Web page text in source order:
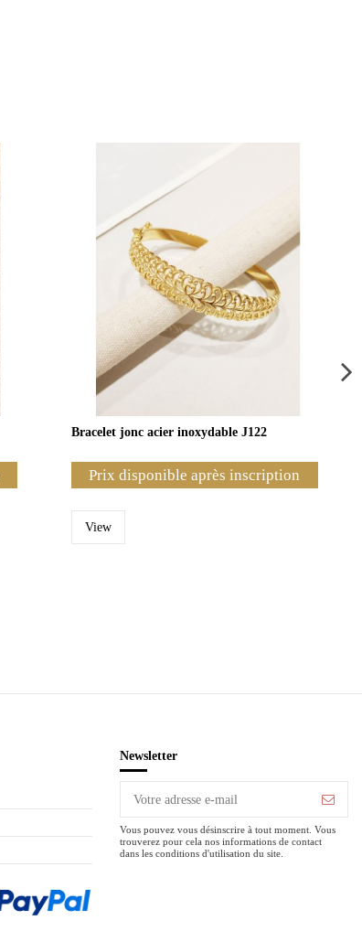
Bracelet jonc acier inoxydable J122
Prix disponible après inscription
View
Newsletter
Vous pouvez vous désinscrire à tout moment. Vous
trouverez pour cela nos informations de contact
dans les conditions d'utilisation du site.